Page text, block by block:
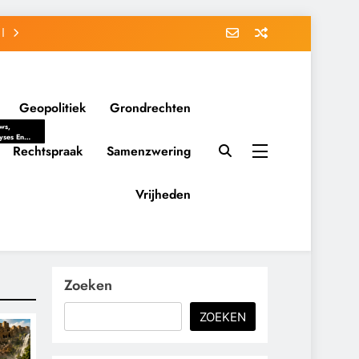
Geopolitiek Grondrechten
En
Politieke
Belangen
Rechtspraak Samenzwering
Vrijheden
Zoeken
ZOEKEN